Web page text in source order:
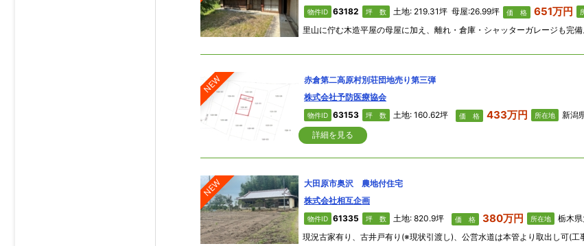
物件ID 63182 坪 数 土地: 219.31坪 母屋:26.99坪 価 格 651万円
NEW
赤倉第二高原村別荘団地売り第三弾
株式会社予防医療協会
物件ID 63153 坪 数 土地: 160.62坪 価 格 433万円 所在地
新潟県妙
詳細を見る
NEW
大田原市奥沢 農地付住宅
株式会社相互企画
物件ID 61335 坪 数 土地: 820.9坪 価 格 380万円 所在地
栃木県